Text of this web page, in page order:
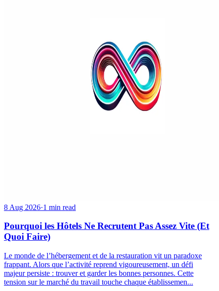
8 Aug 2026·1 min read
Pourquoi les Hôtels Ne Recrutent Pas Assez Vite (Et
Quoi Faire)
Le monde de l’hébergement et de la restauration vit un paradoxe
frappant. Alors que l’activité reprend vigoureusement, un défi
majeur persiste : trouver et garder les bonnes personnes. Cette
tension sur le marché du travail touche chaque établissemen...